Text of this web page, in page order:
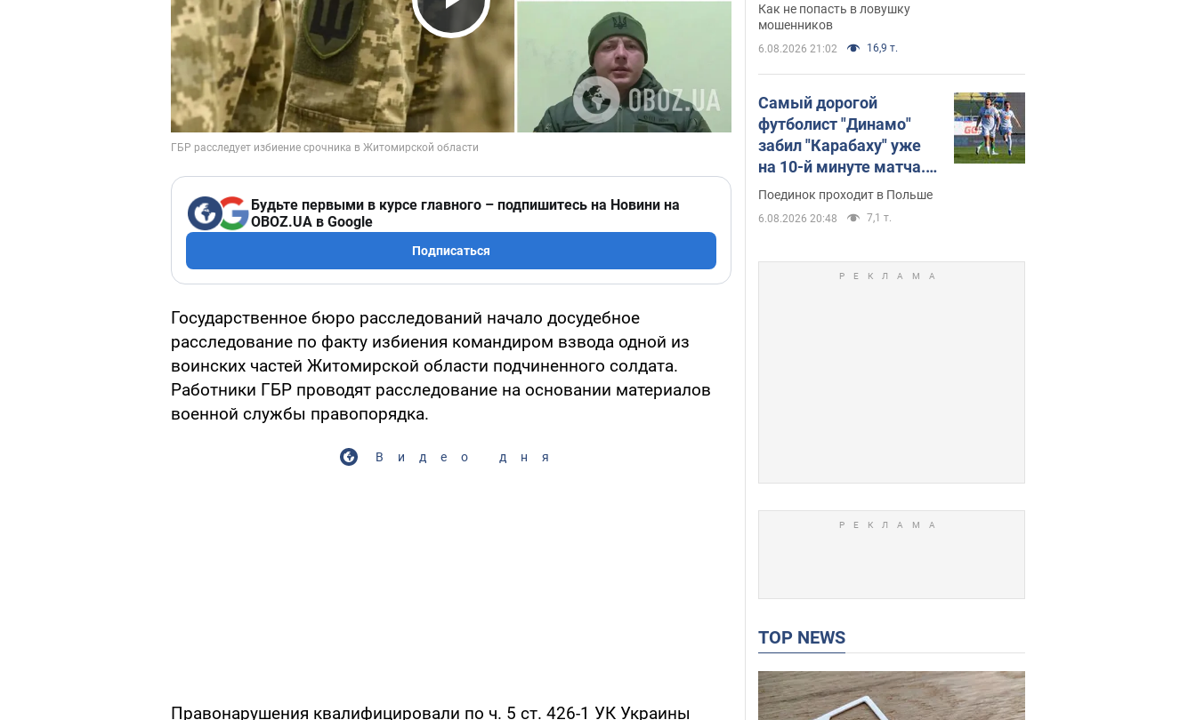
Play Video
Будьте первыми в курсе главного – подпишитесь на Новини на
OBOZ.UA в Google
Подписаться
Государственное бюро расследований начало досудебное
расследование по факту избиения командиром взвода одной из
воинских частей Житомирской области подчиненного солдата.
Работники ГБР проводят расследование на основании материалов
военной службы правопорядка.
Видео дня
Правонарушения квалифицировали по ч. 5 ст. 426-1 УК Украины
Как не попасть в ловушку
мошенников
6.08.2026 21:02 16,9 т.
Самый дорогой
футболист "Динамо"
забил "Карабаху" уже
на 10-й минуте матча.
Видео
Поединок проходит в Польше
6.08.2026 20:48 7,1 т.
TOP NEWS